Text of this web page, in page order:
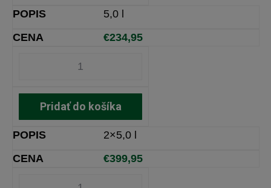
5,0 l
€234,95
Pridať do košíka
2×5,0 l
€399,95